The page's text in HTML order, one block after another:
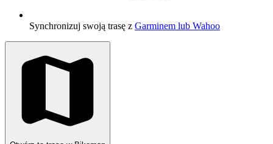
Synchronizuj swoją trasę z Garminem lub Wahoo